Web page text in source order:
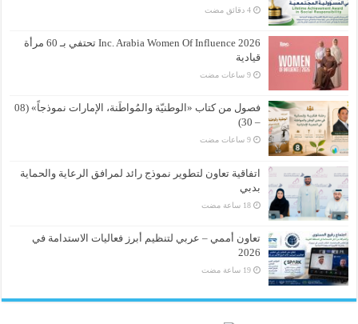
Inc. Arabia Women Of Influence 2026 تحتفي بـ 60 مرأة
قيادية
فصول من كتاب «الوطنيّة والمُواطَنة، الإمارات نموذجاً» (08
– 30)
اتفاقية تعاون لتطوير نموذج رائد لمرافق الرعاية والحماية
بدبي
تعاون أممي – عربي لتنظيم أبرز فعاليات الاستدامة في
2026